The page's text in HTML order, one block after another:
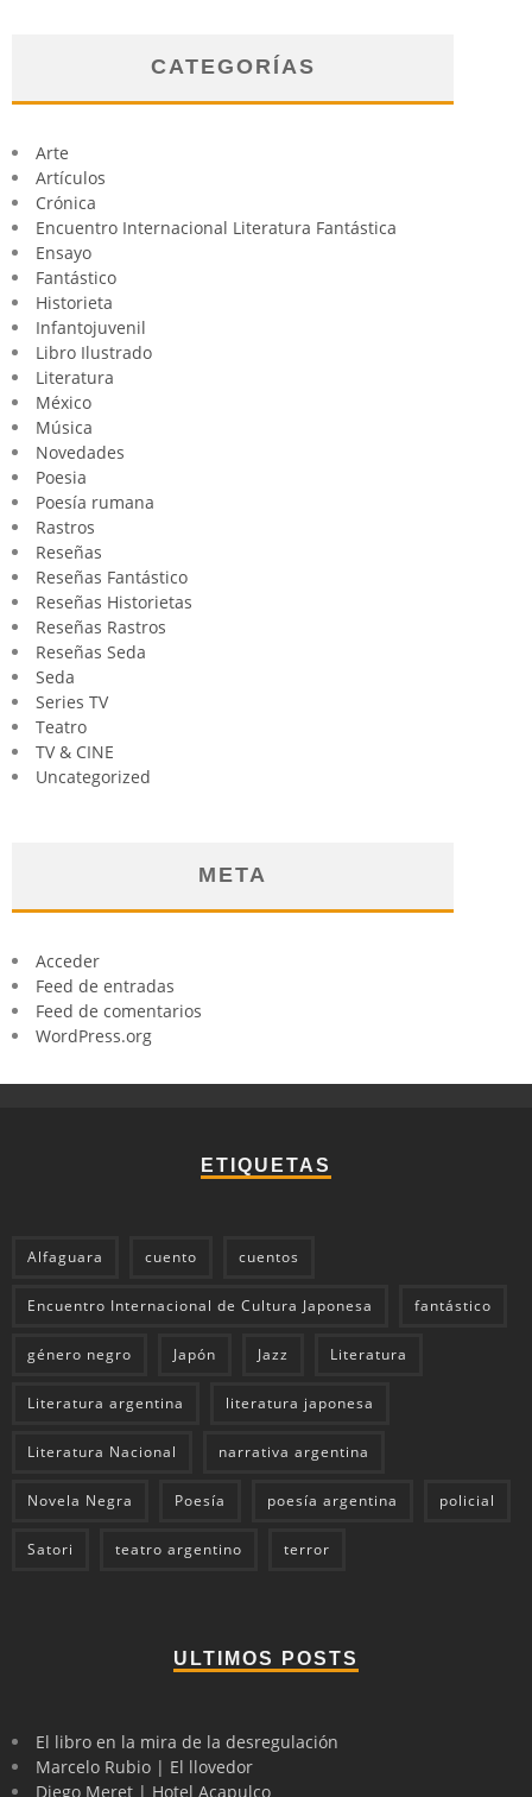
CATEGORÍAS
Arte
Artículos
Crónica
Encuentro Internacional Literatura Fantástica
Ensayo
Fantástico
Historieta
Infantojuvenil
Libro Ilustrado
Literatura
México
Música
Novedades
Poesia
Poesía rumana
Rastros
Reseñas
Reseñas Fantástico
Reseñas Historietas
Reseñas Rastros
Reseñas Seda
Seda
Series TV
Teatro
TV & CINE
Uncategorized
META
Acceder
Feed de entradas
Feed de comentarios
WordPress.org
ETIQUETAS
Alfaguara cuento cuentos
Encuentro Internacional de Cultura Japonesa fantástico
género negro Japón Jazz Literatura
Literatura argentina literatura japonesa
Literatura Nacional narrativa argentina
Novela Negra Poesía poesía argentina policial
Satori teatro argentino terror
ULTIMOS POSTS
El libro en la mira de la desregulación
Marcelo Rubio | El llovedor
Diego Meret | Hotel Acapulco